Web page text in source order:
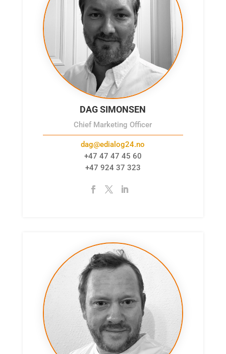
DAG SIMONSEN
Chief Marketing Officer
dag@edialog24.no
+47 47 47 45 60
+47 924 37 323